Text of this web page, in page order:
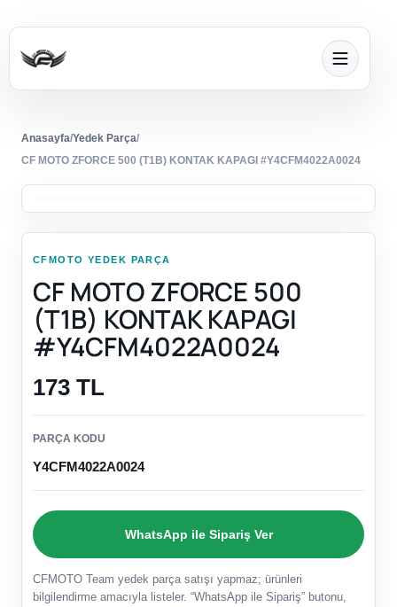
Anasayfa/Yedek Parça/
CF MOTO ZFORCE 500 (T1B) KONTAK KAPAGI #Y4CFM4022A0024
CFMOTO YEDEK PARÇA
CF MOTO ZFORCE 500
(T1B) KONTAK KAPAGI
#Y4CFM4022A0024
173 TL
PARÇA KODU
Y4CFM4022A0024
WhatsApp ile Sipariş Ver
CFMOTO Team yedek parça satışı yapmaz; ürünleri
bilgilendirme amacıyla listeler. “WhatsApp ile Sipariş” butonu,